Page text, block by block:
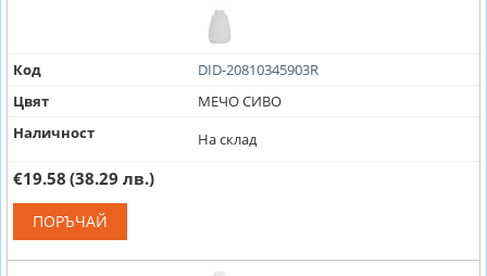
Код
DID-20810345903R
Цвят
МЕЧО СИВО
Наличност
На склад
€19.58 (38.29 лв.)
ПОРЪЧАЙ